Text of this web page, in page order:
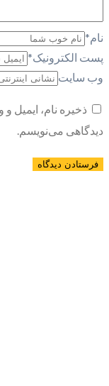
نام*
پست الکترونیک*
وب سایت
ذخیره نام، ایمیل
دیدگاهی می‌نویسم.